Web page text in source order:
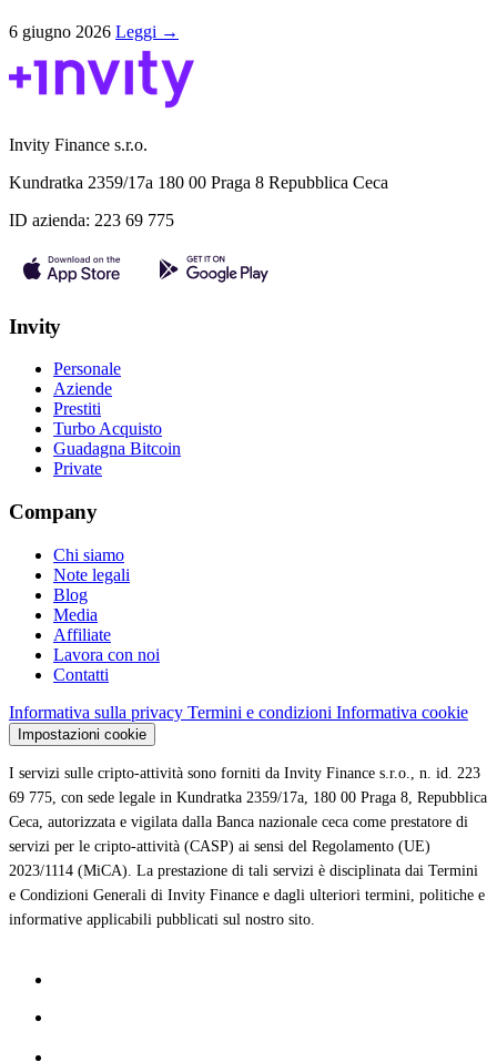
6 giugno 2026 Leggi →
Invity Finance s.r.o.
Kundratka 2359/17a 180 00 Praga 8 Repubblica Ceca
ID azienda: 223 69 775
Invity
Personale
Aziende
Prestiti
Turbo Acquisto
Guadagna Bitcoin
Private
Company
Chi siamo
Note legali
Blog
Media
Affiliate
Lavora con noi
Contatti
Informativa sulla privacy Termini e condizioni Informativa cookie
Impostazioni cookie
I servizi sulle cripto-attività sono forniti da Invity Finance s.r.o., n. id. 223
69 775, con sede legale in Kundratka 2359/17a, 180 00 Praga 8, Repubblica
Ceca, autorizzata e vigilata dalla Banca nazionale ceca come prestatore di
servizi per le cripto-attività (CASP) ai sensi del Regolamento (UE)
2023/1114 (MiCA). La prestazione di tali servizi è disciplinata dai Termini
e Condizioni Generali di Invity Finance e dagli ulteriori termini, politiche e
informative applicabili pubblicati sul nostro sito.